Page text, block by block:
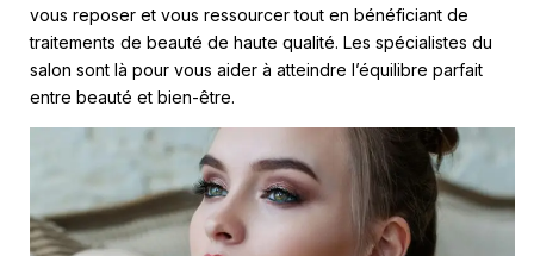
vous reposer et vous ressourcer tout en bénéficiant de
traitements de beauté de haute qualité. Les spécialistes du
salon sont là pour vous aider à atteindre l’équilibre parfait
entre beauté et bien-être.